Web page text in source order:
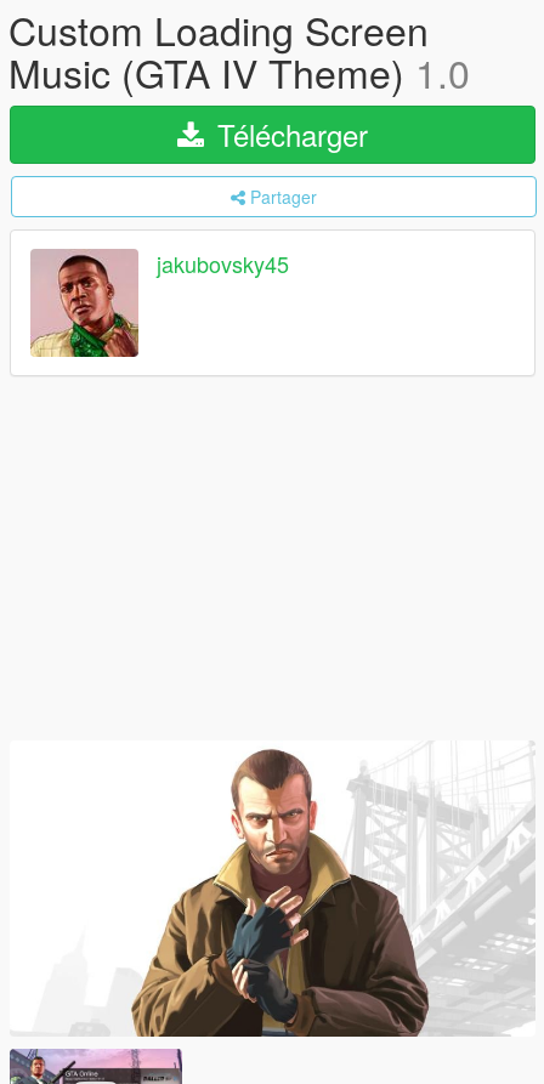
Custom Loading Screen
Music (GTA IV Theme) 1.0
Télécharger
Partager
jakubovsky45